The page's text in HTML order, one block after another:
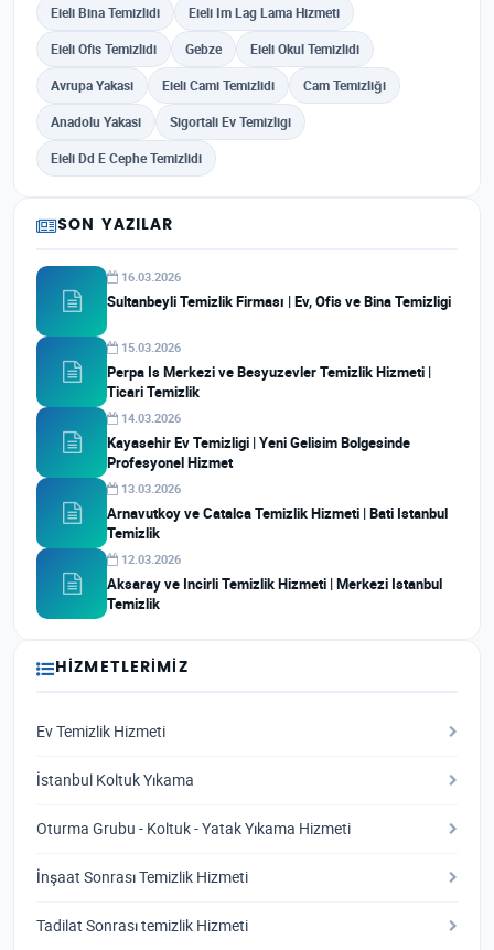
Eieli Bina Temizlidi Eieli Im Lag Lama Hizmeti
Eieli Ofis Temizlidi Gebze Eieli Okul Temizlidi
Avrupa Yakasi Eieli Cami Temizlidi Cam Temizliği
Anadolu Yakasi Sigortali Ev Temizligi
Eieli Dd E Cephe Temizlidi
SON YAZILAR
16.03.2026
Sultanbeyli Temizlik Firması | Ev, Ofis ve Bina Temizligi
15.03.2026
Perpa Is Merkezi ve Besyuzevler Temizlik Hizmeti |
Ticari Temizlik
14.03.2026
Kayasehir Ev Temizligi | Yeni Gelisim Bolgesinde
Profesyonel Hizmet
13.03.2026
Arnavutkoy ve Catalca Temizlik Hizmeti | Bati Istanbul
Temizlik
12.03.2026
Aksaray ve Incirli Temizlik Hizmeti | Merkezi Istanbul
Temizlik
HIZMETLERIMIZ
Ev Temizlik Hizmeti
İstanbul Koltuk Yıkama
Oturma Grubu - Koltuk - Yatak Yıkama Hizmeti
İnşaat Sonrası Temizlik Hizmeti
Tadilat Sonrası temizlik Hizmeti